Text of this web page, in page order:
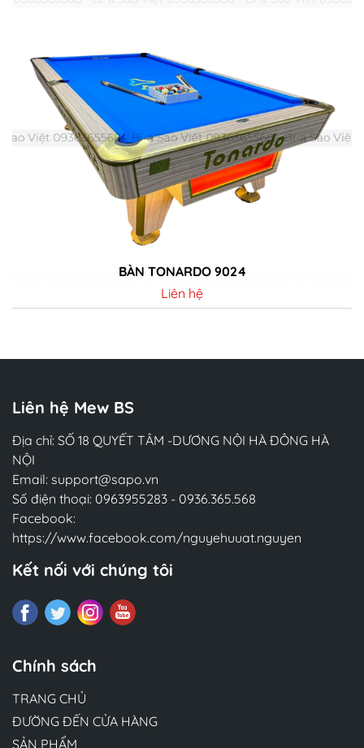
BÀN TONARDO 9024
Liên hệ
Liên hệ Mew BS
Địa chỉ: SỐ 18 QUYẾT TÂM -DƯƠNG NỘI HÀ ĐÔNG HÀ
NỘI
Email: support@sapo.vn
Số điện thoại: 0963955283 - 0936.365.568
Facebook:
https://www.facebook.com/nguyehuuat.nguyen
Kết nối với chúng tôi
Chính sách
TRANG CHỦ
ĐƯỜNG ĐẾN CỬA HÀNG
SẢN PHẨM